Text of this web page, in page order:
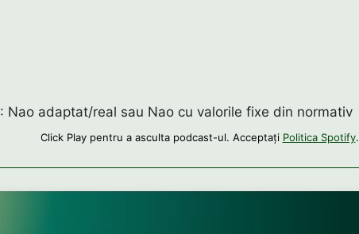
: Nao adaptat/real sau Nao cu valorile fixe din normativ
Click Play pentru a asculta podcast-ul. Acceptați Politica Spotify.